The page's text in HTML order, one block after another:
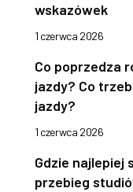
wskazówek
1 czerwca 2026
Co poprzedza
jazdy? Co
jazdy?
1 czerwca 2026
Gdzie najlepiej
przebieg